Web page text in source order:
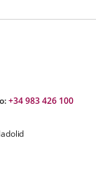
+34 983 426 100